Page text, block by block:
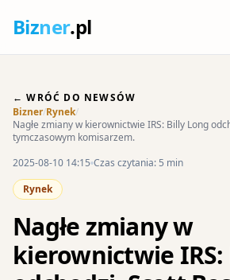
Bizner.pl
← WRÓĆ DO NEWSÓW
Bizner/Rynek/
Nagłe zmiany w kierownictwie IRS: Billy Long
tymczasowym komisarzem.
2025-08-10 14:15 Czas czytania: 5 min
Rynek
Nagłe zmiany w
kierownictwie